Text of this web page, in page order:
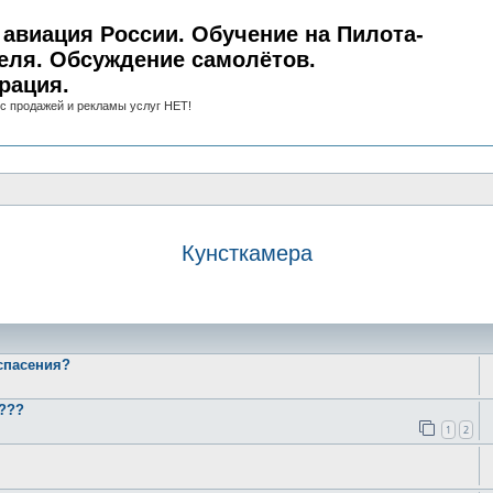
России. Обучение на Пилота-
Обсуждение самолётов.
продажей и рекламы услуг НЕТ!
Кунсткамера
1 2